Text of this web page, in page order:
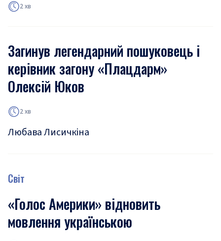
2 хв
Загинув легендарний пошуковець і
керівник загону «Плацдарм»
Олексій Юков
2 хв
Любава Лисичкіна
Світ
«Голос Америки» відновить
мовлення українською